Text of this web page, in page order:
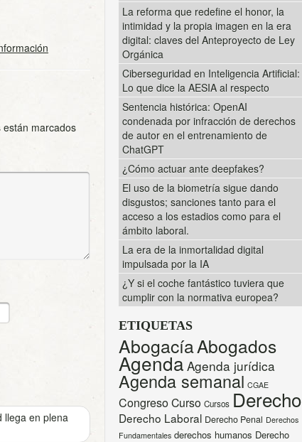
están marcados
llega en plena
La reforma que redefine el honor, la
intimidad y la propia imagen en la era
digital: claves del Anteproyecto de Ley
Orgánica
Ciberseguridad en Inteligencia Artificial:
Lo que dice la AESIA al respecto
Sentencia histórica: OpenAI
condenada por infracción de derechos
de autor en el entrenamiento de
ChatGPT
¿Cómo actuar ante deepfakes?
El uso de la biometría sigue dando
disgustos; sanciones tanto para el
acceso a los estadios como para el
ámbito laboral.
La era de la inmortalidad digital
impulsada por la IA
¿Y si el coche fantástico tuviera que
cumplir con la normativa europea?
ETIQUETAS
AbogacíaAbogados
Agenda Agenda jurídica
Agenda semanal CGAE
CongresoCurso Cursos Derecho
Derecho Laboral Derecho Penal Derechos
Fundamentales derechos humanos Derecho